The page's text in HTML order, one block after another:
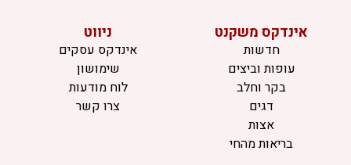
אינדקס משקנט
חדשות
עופות וביצים
בקר וחלב
דגים
אצות
בריאות מהחי
ניווט
אינדקס עסקים
שימושון
לוח מודעות
צרו קשר